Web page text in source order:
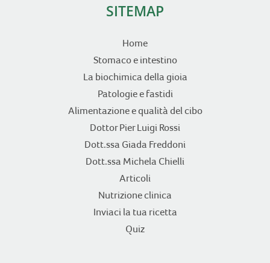
SITEMAP
Home
Stomaco e intestino
La biochimica della gioia
Patologie e fastidi
Alimentazione e qualità del cibo
Dottor Pier Luigi Rossi
Dott.ssa Giada Freddoni
Dott.ssa Michela Chielli
Articoli
Nutrizione clinica
Inviaci la tua ricetta
Quiz